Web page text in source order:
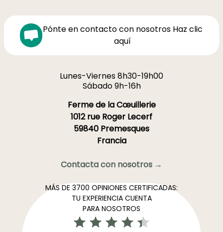
Pónte en contacto con nosotros Haz clic
aquí
Lunes-Viernes 8h30-19h00
Sábado 9h-16h
Ferme de la Cœuillerie
1012 rue Roger Lecerf
59840 Premesques
Francia
Contacta con nosotros →
MÁS DE 3700 OPINIONES CERTIFICADAS:
TU EXPERIENCIA CUENTA
PARA NOSOTROS